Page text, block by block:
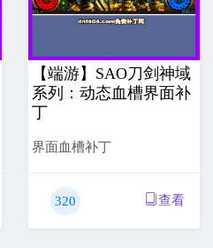
【端游】SAO刀剑神域
系列：动态血槽界面补
丁
界面血槽补丁
320 查看